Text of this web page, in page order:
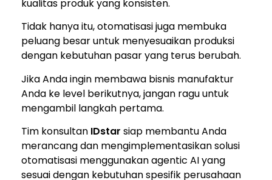
kualitas produk yang konsisten.
Tidak hanya itu, otomatisasi juga membuka
peluang besar untuk menyesuaikan produksi
dengan kebutuhan pasar yang terus berubah.
Jika Anda ingin membawa bisnis manufaktur
Anda ke level berikutnya, jangan ragu untuk
mengambil langkah pertama.
Tim konsultan IDstar siap membantu Anda
merancang dan mengimplementasikan solusi
otomatisasi menggunakan agentic AI yang
sesuai dengan kebutuhan spesifik perusahaan